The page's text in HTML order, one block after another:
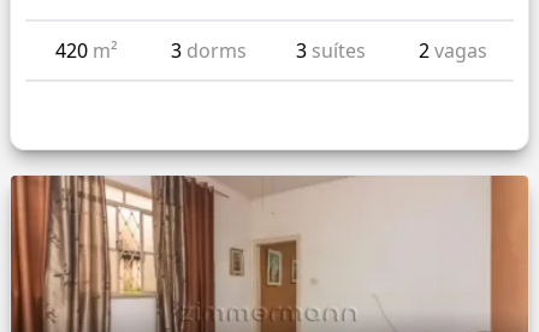
420 m² 3 dorms 3 suítes 2vagas